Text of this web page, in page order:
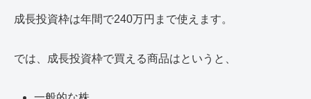
成長投資枠は年間で240万円まで使えます。
では、成長投資枠で買える商品はというと、